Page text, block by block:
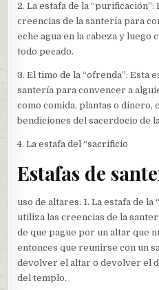
2. La estafa de la “purificación”:
creencias de la santería para
eche agua en la cabeza y luego
todo pecado.
3. El timo de la “ofrenda”: Esta
santería para convencer a
como comida, plantas o dinero,
bendiciones del sacerdocio de
4. La estafa del “sacrificio
Estafas de
uso de altares: 1. La estafa de la
utiliza las creencias de la
de que pague por un altar que
entonces que reunirse con un
devolver el altar o devolver el
del templo.